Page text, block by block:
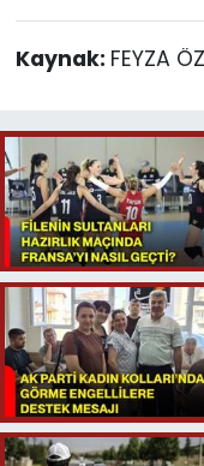
Kaynak: FEYZA